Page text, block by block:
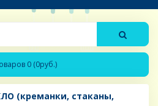
0 (0руб.)
(креманки, стаканы,